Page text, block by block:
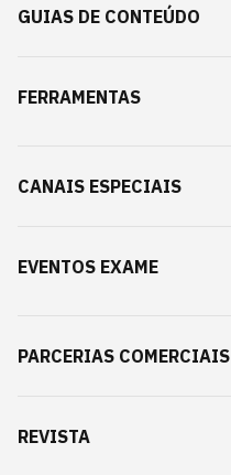
GUIAS DE CONTEÚDO
FERRAMENTAS
CANAIS ESPECIAIS
EVENTOS EXAME
PARCERIAS COMERCIAIS
REVISTA